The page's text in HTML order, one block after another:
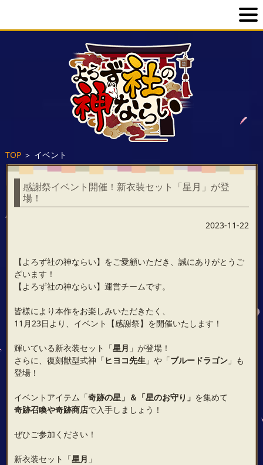
TOP＞ イベント
感謝祭イベント開催！新衣装セット「星月」が登
場！
2023-11-22
【よろず社の神ならい】をご愛顧いただき、誠にありがとうご
ざいます！
【よろず社の神ならい】運営チームです。
皆様により本作をお楽しみいただきたく、
11月23日より、イベント【感謝祭】を開催いたします！
輝いている新衣装セット「星月 」が登場！
さらに、復刻獣型式神「ヒヨコ先生」や「ブルードラゴン」も
登場！
イベントアイテム「奇跡の星」 ＆ 「星のお守り 」 を集めて
奇跡召喚や奇跡商店で入手しましょう！
ぜひご参加ください！
新衣装セット「星月 」